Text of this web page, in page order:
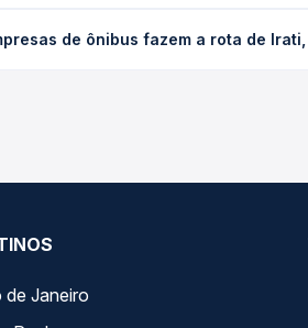
e a antecedência da compra. Na
de ônibus fazem a rota de
de Janeiro